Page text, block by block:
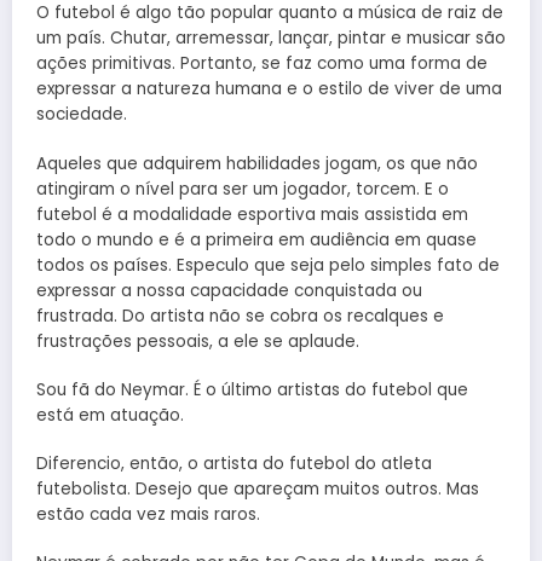
O futebol é algo tão popular quanto a música de raiz de
um país. Chutar, arremessar, lançar, pintar e musicar são
ações primitivas. Portanto, se faz como uma forma de
expressar a natureza humana e o estilo de viver de uma
sociedade.
Aqueles que adquirem habilidades jogam, os que não
atingiram o nível para ser um jogador, torcem. E o
futebol é a modalidade esportiva mais assistida em
todo o mundo e é a primeira em audiência em quase
todos os países. Especulo que seja pelo simples fato de
expressar a nossa capacidade conquistada ou
frustrada. Do artista não se cobra os recalques e
frustrações pessoais, a ele se aplaude.
Sou fã do Neymar. É o último artistas do futebol que
está em atuação.
Diferencio, então, o artista do futebol do atleta
futebolista. Desejo que apareçam muitos outros. Mas
estão cada vez mais raros.